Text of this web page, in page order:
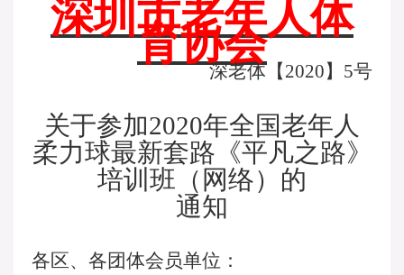
深圳市老年人体
育协会
深老体【2020】5号
关于参加2020年全国老年人
柔力球最新套路《平凡之路》
培训班（网络）的
通知
各区、各团体会员单位：